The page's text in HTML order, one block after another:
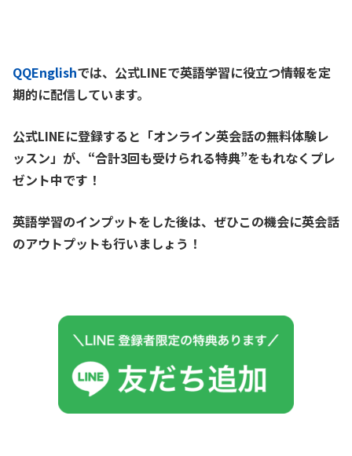
QQEnglishでは、公式LINEで英語学習に役立つ情報を定
期的に配信しています。
公式LINEに登録すると「オンライン英会話の無料体験レ
ッスン」が、 “合計3回も受けられる特典”をもれなくプレ
ゼント中です！
英語学習のインプットをした後は、ぜひこの機会に英会話
のアウトプットも行いましょう！